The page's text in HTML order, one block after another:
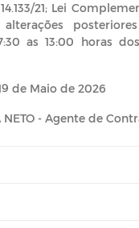
21; Lei
as 13:00 horas
de Maio de 2026
NETO - Agente de